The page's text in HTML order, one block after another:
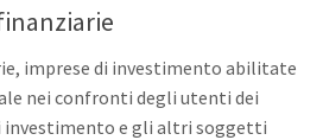
imprese di investimento abilitate
nei confronti degli utenti dei
investimento e gli altri soggetti